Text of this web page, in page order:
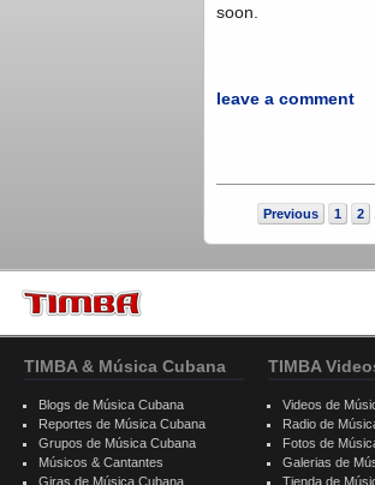
soon.
leave a comment
Previous 1 2
TIMBA & Música Cubana
Blogs de Música Cubana
Reportes de Música Cubana
Grupos de Música Cubana
Músicos & Cantantes
Giras de Música Cubana
TIMBA
Videos de
Radio de
Fotos de
Galerias de
Tienda de